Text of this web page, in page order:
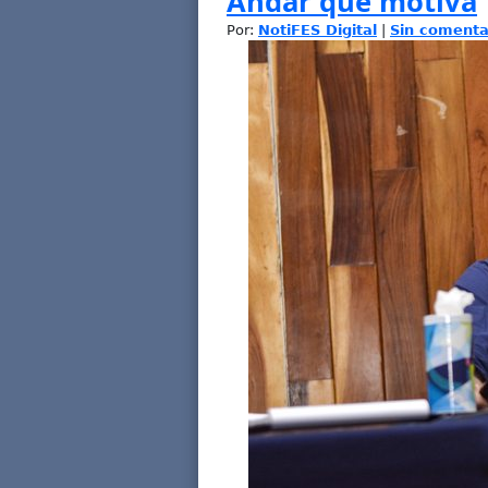
Por: NotiFES Digital Sin